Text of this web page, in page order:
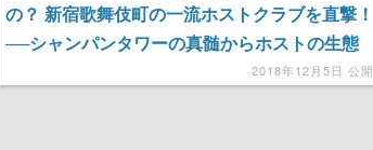
の？ 新宿歌舞伎町の一流ホストクラブを直撃！
──シャンパンタワーの真髄からホストの生態
まで徹底調査。一晩の売上総額２億円ってほん
2018年12月5日 公開